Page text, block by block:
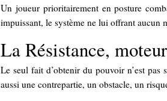
Un joueur prioritairement en posture
impuissant, le système ne lui offrant aucun
La Résistance,
Le seul fait d’obtenir du pouvoir n’est
aussi une contrepartie, un obstacle, un